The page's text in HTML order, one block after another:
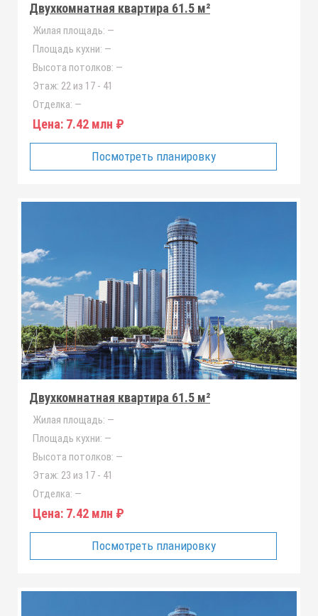
Двухкомнатная квартира 61.5 м²
Жилая площадь: —
Площадь кухни: —
Высота потолков: —
Этаж: 22 из 17 - 41
Отделка: —
Цена: 7.42 млн ₽
Посмотреть планировку
Двухкомнатная квартира 61.5 м²
Жилая площадь: —
Площадь кухни: —
Высота потолков: —
Этаж: 23 из 17 - 41
Отделка: —
Цена: 7.42 млн ₽
Посмотреть планировку